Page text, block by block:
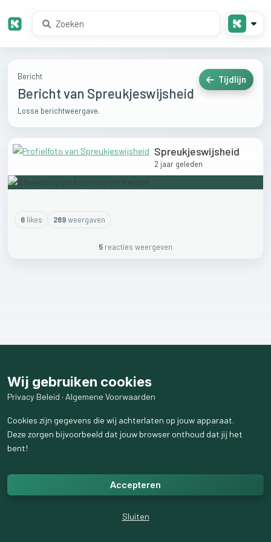
Bericht
Bericht van Spreukjeswijsheid
Losse berichtweergave.
Tijdlijn
Spreukjeswijsheid
2 jaar geleden
6likes 289weergaven
5 reacties weergeven
Wij gebruiken cookies
Privacy Beleid · Algemene Voorwaarden
Cookies zijn gegevens die wij achterlaten op jouw apparaat.
Deze zorgen bijvoorbeeld dat jouw browser onthoud dat jij het
bent!
Accepteren
Sluiten